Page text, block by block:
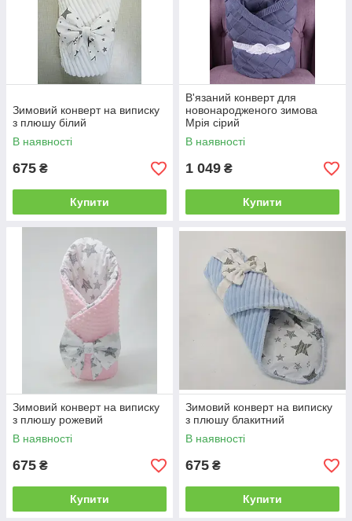
Зимовий конверт на виписку
з плюшу білий
В наявності
675 ₴
Купити
В'язаний конверт для
новонародженого зимова
Мрія сірий
В наявності
1 049 ₴
Купити
Зимовий конверт на виписку
з плюшу рожевий
В наявності
675 ₴
Купити
Зимовий конверт на виписку
з плюшу блакитний
В наявності
675 ₴
Купити